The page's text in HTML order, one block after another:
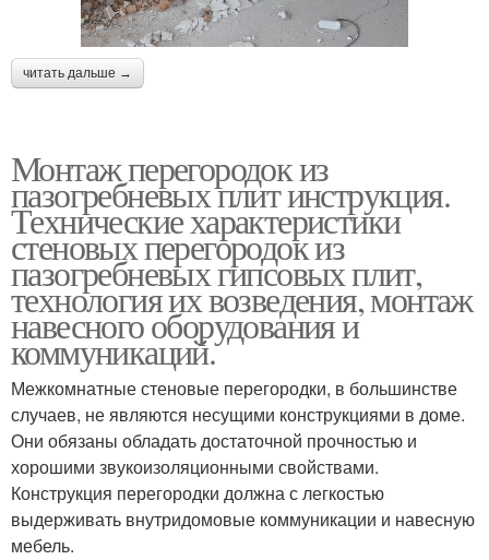
читать дальше →
Монтаж перегородок из
пазогребневых плит инструкция.
Технические характеристики
стеновых перегородок из
пазогребневых гипсовых плит,
технология их возведения, монтаж
навесного оборудования и
коммуникаций.
Межкомнатные стеновые перегородки, в большинстве
случаев, не являются несущими конструкциями в доме.
Они обязаны обладать достаточной прочностью и
хорошими звукоизоляционными свойствами.
Конструкция перегородки должна с легкостью
выдерживать внутридомовые коммуникации и навесную
мебель.